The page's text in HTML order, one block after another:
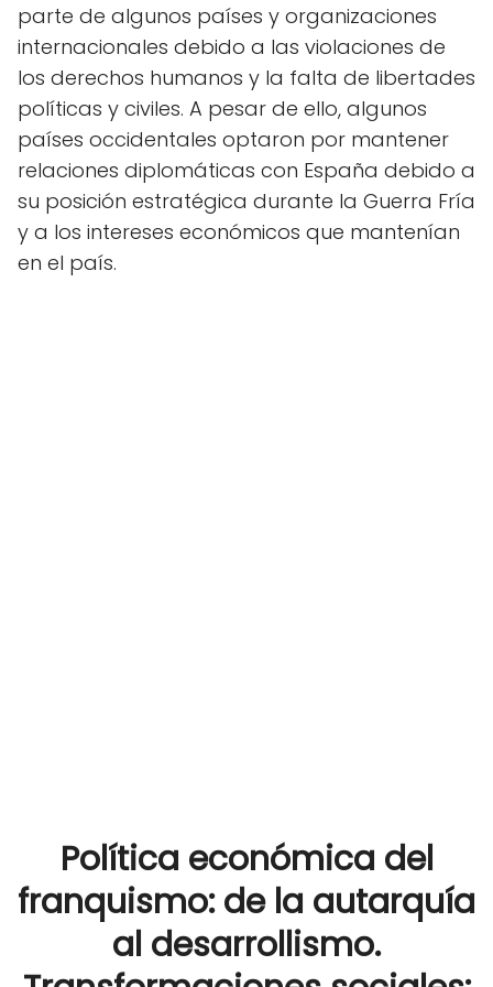
parte de algunos países y organizaciones
internacionales debido a las violaciones de
los derechos humanos y la falta de libertades
políticas y civiles. A pesar de ello, algunos
países occidentales optaron por mantener
relaciones diplomáticas con España debido a
su posición estratégica durante la Guerra Fría
y a los intereses económicos que mantenían
en el país.
Política económica del
franquismo: de la autarquía
al desarrollismo.